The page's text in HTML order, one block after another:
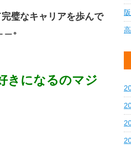
璧なキャリアを歩んで
。
きになるのマジ